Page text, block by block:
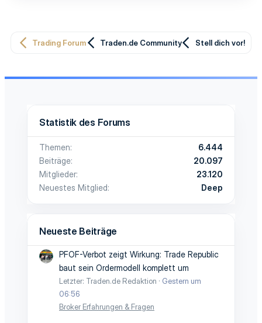
Trading Forum Traden.de Community Stell dich vor!
Statistik des Forums
Themen
6.444
Beiträge
20.097
Mitglieder
23.120
Neuestes Mitglied
Deep
Neueste Beiträge
PFOF-Verbot zeigt Wirkung: Trade Republic
baut sein Ordermodell komplett um
Letzter: Traden.de Redaktion
Gestern um
06:56
Broker Erfahrungen & Fragen